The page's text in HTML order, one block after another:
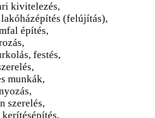
kivitelezés,
lakóházépítés (felújítás),
építés,
festés,
munkák,
szerelés,
kerítésépítés,